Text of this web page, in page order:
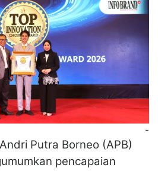
-
Putra Borneo (APB)
pencapaian